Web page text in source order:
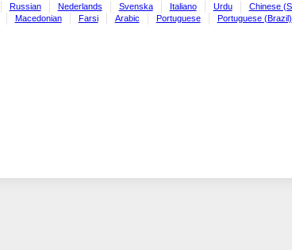
Russian Nederlands Svenska Italiano Urdu Chinese
Macedonian Farsi Arabic Portuguese Portuguese (Brazil)